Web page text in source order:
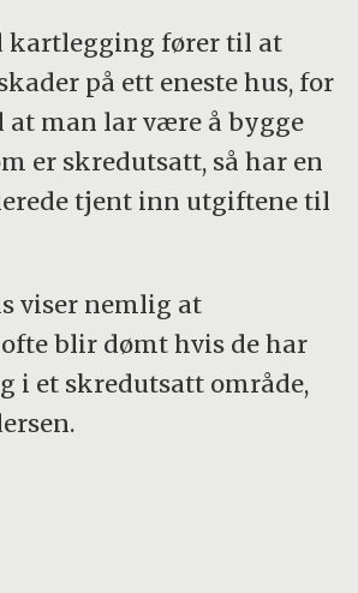
kartlegging fører til at
på ett eneste hus, for
at man lar være å bygge
er skredutsatt, så har en
tjent inn utgiftene til
viser nemlig at
blir dømt hvis de har
i et skredutsatt område,